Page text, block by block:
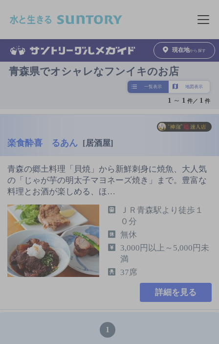
メニュ
現在地から探す
青森県でオシャレなフンイキのお店
一覧表示 地図表示
1 ～ 1 件／ 1 件
楽食酔喜 るあん [居酒屋]
青森の郷土料理「貝焼」から新鮮刺身に焼魚、大人気
の「じゃが芋の明太子マヨネーズ焼き」まで。豊富な
料理とお酒が楽しめる、ほ…
ＪＲ青森駅より徒歩１
０分
無休
3,000円以上～5,000円未
満
37席
詳細を見る
1